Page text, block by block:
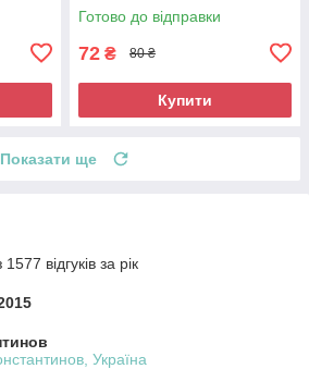
Готово до відправки
72 ₴ 80 ₴
Купити
Показати ще
відгуків за рік
Україна